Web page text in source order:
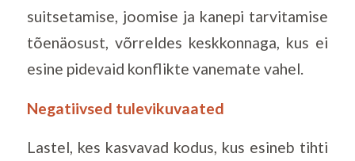
suitsetamise, joomise ja kanepi tarvitamise
tõenäosust, võrreldes keskkonnaga, kus ei
esine pidevaid konflikte vanemate vahel.
Negatiivsed tulevikuvaated
Lastel, kes kasvavad kodus, kus esineb tihti